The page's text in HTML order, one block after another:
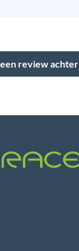
een review achter